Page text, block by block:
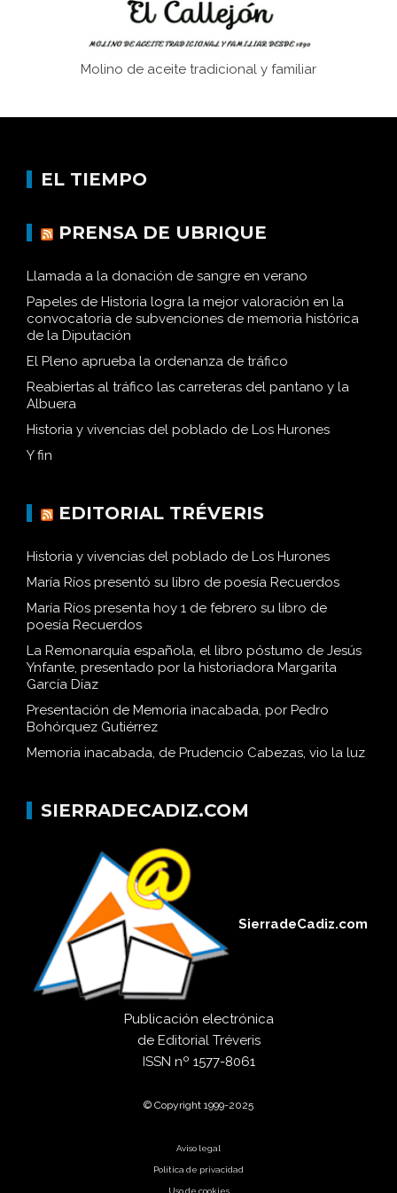
Molino de aceite tradicional y familiar
EL TIEMPO
PRENSA DE UBRIQUE
Llamada a la donación de sangre en verano
Papeles de Historia logra la mejor valoración en la
convocatoria de subvenciones de memoria histórica
de la Diputación
El Pleno aprueba la ordenanza de tráfico
Reabiertas al tráfico las carreteras del pantano y la
Albuera
Historia y vivencias del poblado de Los Hurones
Y fin
EDITORIAL TRÉVERIS
Historia y vivencias del poblado de Los Hurones
María Ríos presentó su libro de poesía Recuerdos
María Ríos presenta hoy 1 de febrero su libro de
poesía Recuerdos
La Remonarquía española, el libro póstumo de Jesús
Ynfante, presentado por la historiadora Margarita
García Díaz
Presentación de Memoria inacabada, por Pedro
Bohórquez Gutiérrez
Memoria inacabada, de Prudencio Cabezas, vio la luz
SIERRADECADIZ.COM
SierradeCadiz.com
Publicación electrónica
de Editorial Tréveris
ISSN nº 1577-8061
© Copyright 1999-2025
Aviso legal
Política de privacidad